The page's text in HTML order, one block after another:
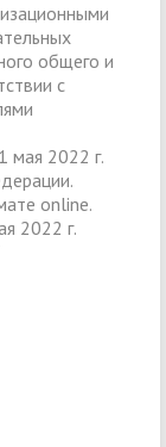
общего и
с
мая 2022 г.
online.
2022 г.